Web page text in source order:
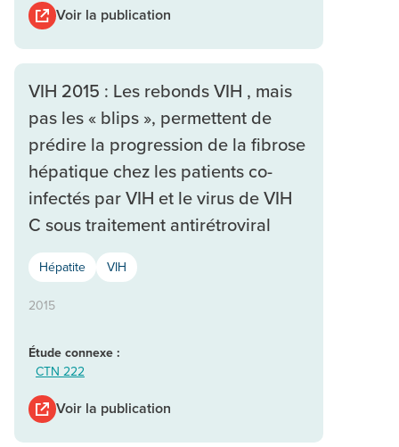
Voir la publication
VIH 2015 : Les rebonds VIH , mais
pas les « blips », permettent de
prédire la progression de la fibrose
hépatique chez les patients co-
infectés par VIH et le virus de VIH
C sous traitement antirétroviral
Hépatite VIH
2015
Étude connexe :
CTN 222
Voir la publication